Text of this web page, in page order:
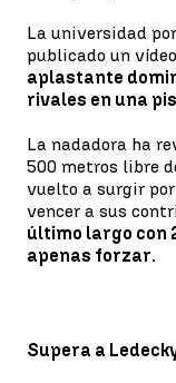
La universidad
publicado un
aplastante
rivales en una
La nadadora ha
500 metros libre
vuelto a surgir
vencer a sus
último largo con
apenas forzar.
Supera a